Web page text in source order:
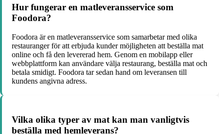
Hur fungerar en matleveransservice som
Foodora?
Foodora är en matleveransservice som samarbetar med olika
restauranger för att erbjuda kunder möjligheten att beställa mat
online och få den levererad hem. Genom en mobilapp eller
webbplattform kan användare välja restaurang, beställa mat och
betala smidigt. Foodora tar sedan hand om leveransen till
kundens angivna adress.
Vilka olika typer av mat kan man vanligtvis
beställa med hemleverans?